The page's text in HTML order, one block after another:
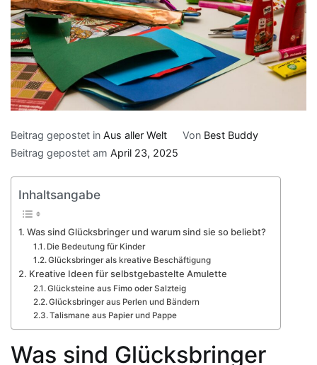
Beitrag gepostet in Aus aller Welt Von Best Buddy
Beitrag gepostet am April 23, 2025
Inhaltsangabe
Was sind Glücksbringer und warum sind sie so beliebt?
Die Bedeutung für Kinder
Glücksbringer als kreative Beschäftigung
Kreative Ideen für selbstgebastelte Amulette
Glücksteine aus Fimo oder Salzteig
Glücksbringer aus Perlen und Bändern
Talismane aus Papier und Pappe
Was sind Glücksbringer